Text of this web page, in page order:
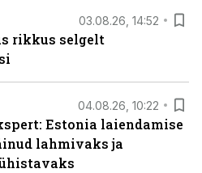
03.08.26, 14:52
rikkus selgelt
04.08.26, 10:22
Estonia laiendamise
lahmivaks ja